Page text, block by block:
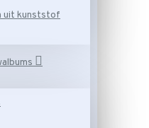
uit kunststof